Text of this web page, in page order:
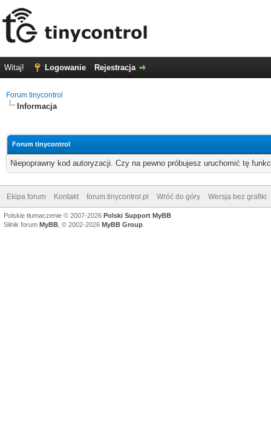
Witaj! Logowanie Rejestracja
Forum tinycontrol
Informacja
Forum tinycontrol
Niepoprawny kod autoryzacji. Czy na pewno próbujesz uruchomić tę
Ekipa forum Kontakt forum.tinycontrol.pl Wróć do góry Wersja bez grafiki
Polskie tłumaczenie © 2007-2026 Polski Support MyBB
Silnik forum MyBB , © 2002-2026 MyBB Group